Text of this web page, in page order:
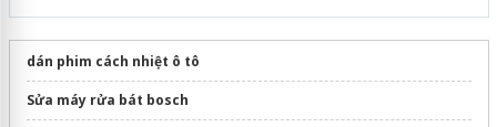
dán phim cách nhiệt ô tô
Sửa máy rửa bát bosch